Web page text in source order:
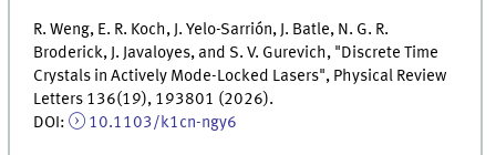
R. Weng, E. R. Koch, J. Yelo-Sarrión, J. Batle, N. G. R.
Broderick, J. Javaloyes, and S. V. Gurevich, "Discrete Time
Crystals in Actively Mode-Locked Lasers", Physical Review
Letters 136(19), 193801 (2026).
DOI:
10.1103/k1cn-ngy6